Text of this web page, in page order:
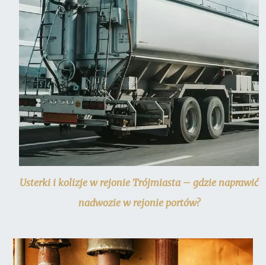
Usterki i kolizje w rejonie Trójmiasta – gdzie naprawić
nadwozie w rejonie portów?